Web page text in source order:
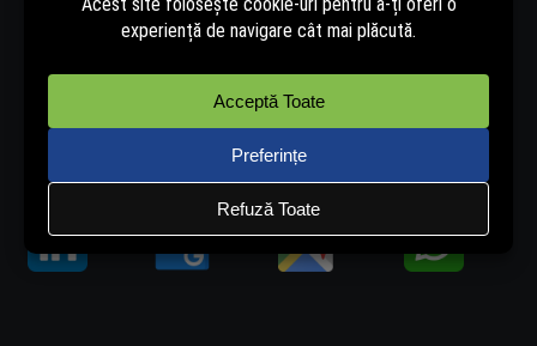
Număr de telefon - 0334.405.358
Adresă de e-mail - vanzari@rovision.ro